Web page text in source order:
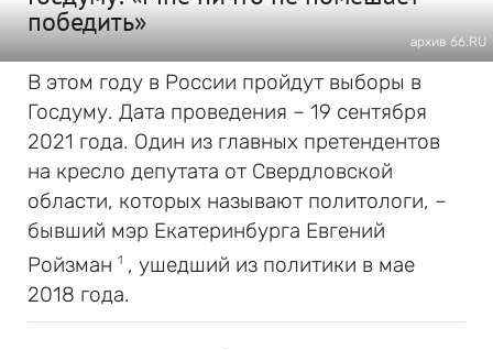
победить»
архив 66.RU
В этом году в России пройдут выборы в
Госдуму. Дата проведения – 19 сентября
2021 года. Один из главных претендентов
на кресло депутата от Свердловской
области, которых называют политологи, –
бывший мэр Екатеринбурга Евгений
Ройзман 1 , ушедший из политики в мае
2018 года.